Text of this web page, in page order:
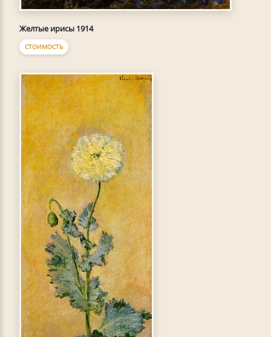
Желтые ирисы 1914
СТОИМОСТЬ